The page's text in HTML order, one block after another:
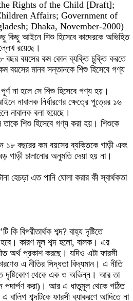
Rights of the Child [Draft];
Affairs; Government of
Dhaka, November-2000)
কিছু আইনে শিশু হিসেবে কাদেরকে অভিহিত
রয়েছে।
বছর বয়সের কম কোন ব্যক্তি চুক্তি করতে
বয়সের মানব সন্তানকে শিশু হিসেবে গণ্য
না হলে সে শিশু হিসেবে গণ্য হয়।
নাবালক নির্ধারণের ক্ষেত্রে পুত্রের ১৬
নাবালক বলা হয়েছে।
শিশু হিসেবে গণ্য করা হয়। শিশুকে
বছরের কম বয়সের ব্যক্তিকে গাড়ী এবং
গাড়ী চালানোর অনুমতি দেয়া হয় না।
হেচড়া এত পানি ঘোলা করার কী স্বার্থকতা
বিপরীতার্থক শব্দ? বাহ্য দৃষ্টিতে
হবে। কারণ মূল শব্দ হলো, বালক। এর
অর্থ প্রকাশ করছে। যদিও এটা ফারসী
এ নীতির সিদ্ধতা বিদ্যমান। এ নীতি
দৃষ্টিকোণ থেকে এক ও অভিন্ন। আর তা
বালিগ শব্দটিকে ফারসী ব্যাকরণে আদিতে না